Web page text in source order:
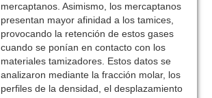
mercaptanos. Asimismo, los mercaptanos
presentan mayor afinidad a los tamices,
provocando la retención de estos gases
cuando se ponían en contacto con los
materiales tamizadores. Estos datos se
analizaron mediante la fracción molar, los
perfiles de la densidad, el desplazamiento